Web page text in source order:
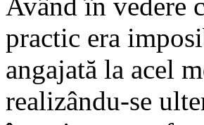
Având în vedere
practic era
angajată la acel
realizându-se